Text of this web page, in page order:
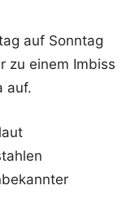
auf Sonntag
zu einem Imbiss
auf.